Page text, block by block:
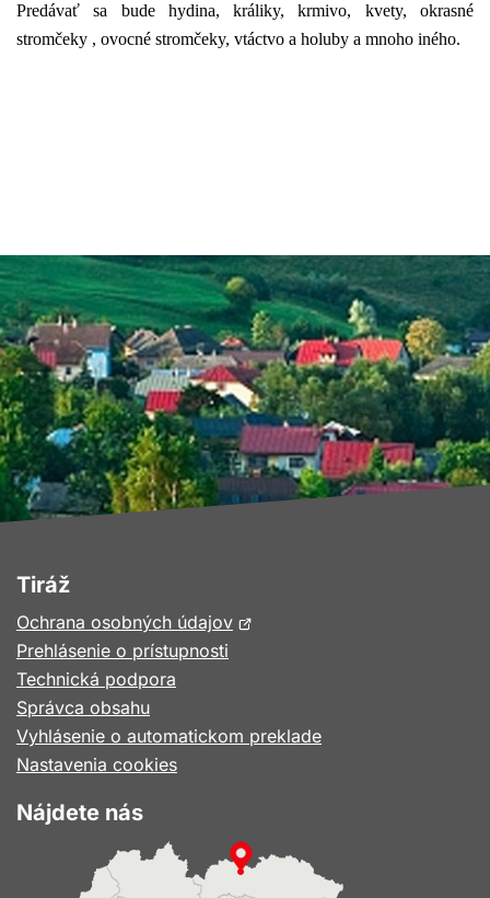
Predávať sa bude hydina, králiky, krmivo, kvety, okrasné
stromčeky , ovocné stromčeky, vtáctvo a holuby a mnoho iného.
Tiráž
Ochrana osobných údajovOtvorí
okne
Prehlásenie o prístupnosti
Technická podpora
Správca obsahu
Vyhlásenie o automatickom preklade
Nastavenia cookies
Nájdete nás